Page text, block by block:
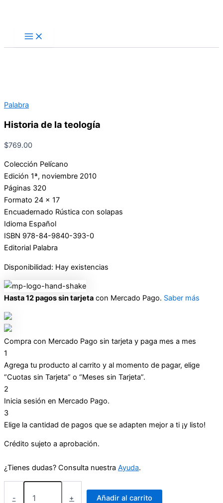
contenido
Palabra
Historia de la teología
$769.00
Colección Pelícano
Edición 1ª, noviembre 2010
Páginas 320
Formato 24 x 17
Encuadernado Rústica con solapas
Idioma Español
ISBN 978-84-9840-393-0
Editorial Palabra
Disponibilidad: Hay existencias
Hasta 12 pagos sin tarjeta con Mercado Pago. Saber más
Compra con Mercado Pago sin tarjeta y paga mes a mes
1
Agrega tu producto al carrito y al momento de pagar, elige
“Cuotas sin Tarjeta” o “Meses sin Tarjeta”.
2
Inicia sesión en Mercado Pago.
3
Elige la cantidad de pagos que se adapten mejor a ti ¡y listo!
Crédito sujeto a aprobación.
¿Tienes dudas? Consulta nuestra Ayuda.
-
Historia
+ Añadir al carrito